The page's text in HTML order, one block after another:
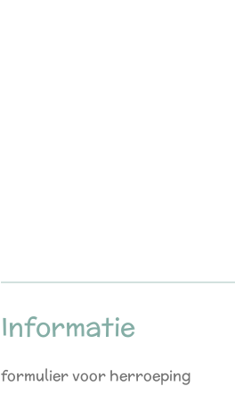
Informatie
formulier voor herroeping